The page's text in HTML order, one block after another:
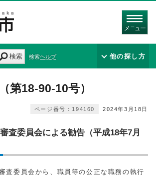
メニュー
検索 検索ヘルプ 他の探し方
第18-90-10号）
2024年3月18日
ページ番号：194160
査委員会による勧告（平成18年7月
査委員会から、職員等の公正な職務の執行